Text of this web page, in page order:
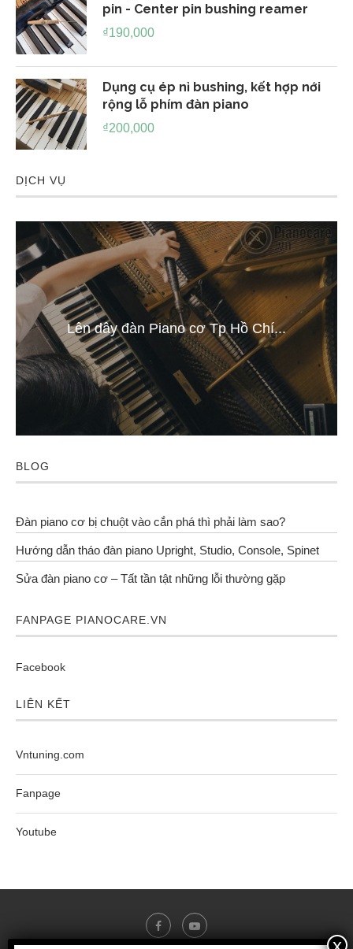
pin - Center pin bushing reamer
₫190,000
Dụng cụ ép nỉ bushing, kết hợp nới
rộng lỗ phím đàn piano
₫200,000
DỊCH VỤ
Lên dây đàn Piano cơ Tp Hồ Chí...
BLOG
Đàn piano cơ bị chuột vào cắn phá thì phải làm sao?
Hướng dẫn tháo đàn piano Upright, Studio, Console, Spinet
Sửa đàn piano cơ – Tất tần tật những lỗi thường gặp
FANPAGE PIANOCARE.VN
Facebook
LIÊN KẾT
Vntuning.com
Fanpage
Youtube